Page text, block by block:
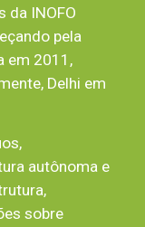
da INOFO
pela
em 2011,
Delhi em
autônoma e
sobre